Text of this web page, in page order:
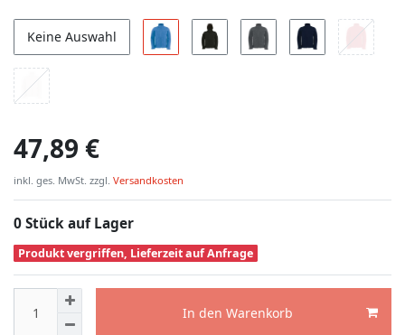
Keine Auswahl
47,89 €
inkl. ges. MwSt. zzgl. Versandkosten
0 Stück auf Lager
Produkt vergriffen, Lieferzeit auf Anfrage
In den Warenkorb